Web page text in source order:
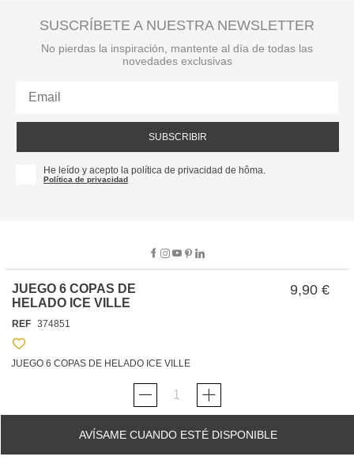
JUEGO 6 COPAS DE
HELADO ICE VILLE
9,90 €
REF 374851
JUEGO 6 COPAS DE HELADO ICE VILLE
AVÍSAME CUANDO ESTÉ DISPONIBLE
SUSCRÍBETE A NUESTRA NEWSLETTER
No pierdas la inspiración, mantente al día de todas las
novedades exclusivas
SUBSCRIBIR
He leído y acepto la política de privacidad de hôma.
Política de privacidad
TRABAJA CON NOSOTROS
TARJETA HAPPY
SOSTENIBILIDAD
POLÍTICAS
PROTECCIÓN DE DATOS
CONDICIONES GENERALES DE VENTA
HAPPYhômaCONDICIONES DE LA TARJETA
CAMBIOS Y DEVOLUCIONES – TIENDAS FÍSICAS
CONTACTO
FORMULARIO DE CONTACTO